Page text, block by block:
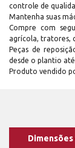
controle de
Mantenha suas
Compre com
agrícola, tratores,
Peças de
desde o plantio
Produto vendido